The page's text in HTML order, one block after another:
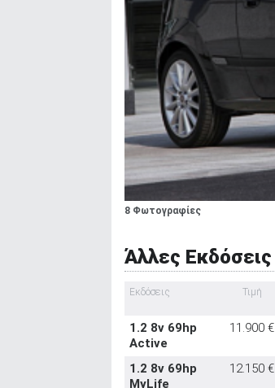
8 Φωτογραφίες
Άλλες Εκδόσεις
Εκδόσεις Τιμή
1.2 8v 69hp
Active
11.900 €
1.2 8v 69hp
MyLife
12.150 €